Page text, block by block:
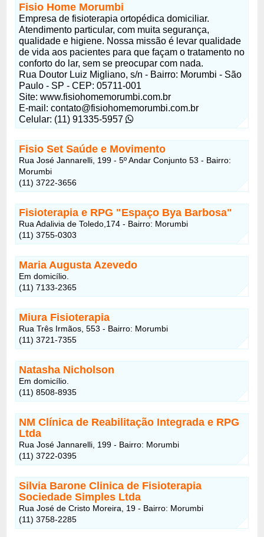
Fisio Home Morumbi
Empresa de fisioterapia ortopédica domiciliar.
Atendimento particular, com muita segurança,
qualidade e higiene. Nossa missão é levar qualidade
de vida aos pacientes para que façam o tratamento no
conforto do lar, sem se preocupar com nada.
Rua Doutor Luiz Migliano, s/n - Bairro: Morumbi - São
Paulo - SP - CEP: 05711-001
Site: www.fisiohomemorumbi.com.br
E-mail:contato@fisiohomemorumbi.com.br
Celular: (11) 91335-5957
Fisio Set Saúde e Movimento
Rua José Jannarelli, 199 - 5º Andar Conjunto 53 - Bairro:
Morumbi
(11) 3722-3656
Fisioterapia e RPG "Espaço Bya Barbosa"
Rua Adalivia de Toledo,174 - Bairro: Morumbi
(11) 3755-0303
Maria Augusta Azevedo
Em domicílio.
(11) 7133-2365
Miura Fisioterapia
Rua Três Irmãos, 553 - Bairro: Morumbi
(11) 3721-7355
Natasha Nicholson
Em domicílio.
(11) 8508-8935
NM Clínica de Reabilitação Integrada e RPG
Ltda
Rua José Jannarelli, 199 - Bairro: Morumbi
(11) 3722-0395
Silvia Barone Clinica de Fisioterapia
Sociedade Simples Ltda
Rua José de Cristo Moreira, 19 - Bairro: Morumbi
(11) 3758-2285